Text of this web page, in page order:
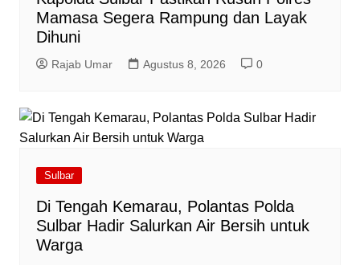
Mamasa Segera Rampung dan Layak
Dihuni
Rajab Umar Agustus 8, 2026 0
Sulbar
Di Tengah Kemarau, Polantas Polda
Sulbar Hadir Salurkan Air Bersih untuk
Warga